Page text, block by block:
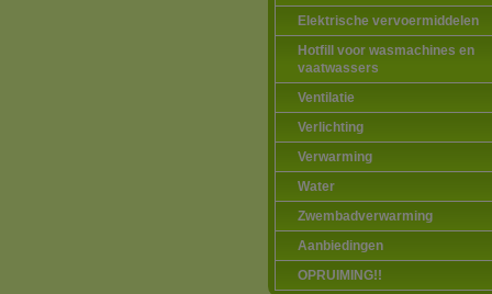
Elektrische vervoermiddelen
Hotfill voor wasmachines en
vaatwassers
Ventilatie
Verlichting
Verwarming
Water
Zwembadverwarming
Aanbiedingen
OPRUIMING!!